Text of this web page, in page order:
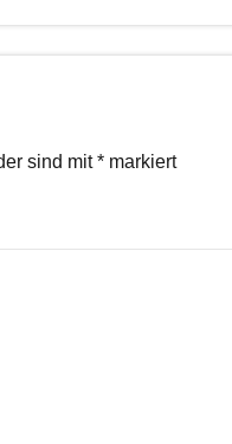
sind mit* markiert